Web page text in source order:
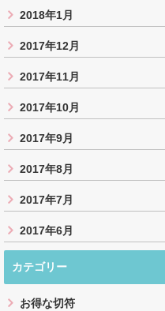
2018年1月
2017年12月
2017年11月
2017年10月
2017年9月
2017年8月
2017年7月
2017年6月
カテゴリー
お得な切符